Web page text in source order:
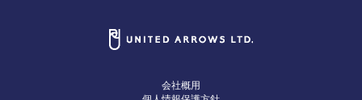
会社概用